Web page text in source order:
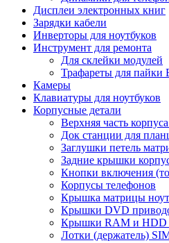
Дисплеи электронных книг
Зарядки кабели
Инверторы для ноутбуков
Инструмент для ремонта
Для склейки модулей
Трафареты для пайки
Камеры
Клавиатуры для ноутбуков
Корпусные детали
Верхняя часть
Док станции для
Заглушки петель
Задние крышки
Кнопки включения
Корпусы телефонов
Крышка матрицы
Крышки DVD
Крышки RAM и HDD
Лотки (держатель)